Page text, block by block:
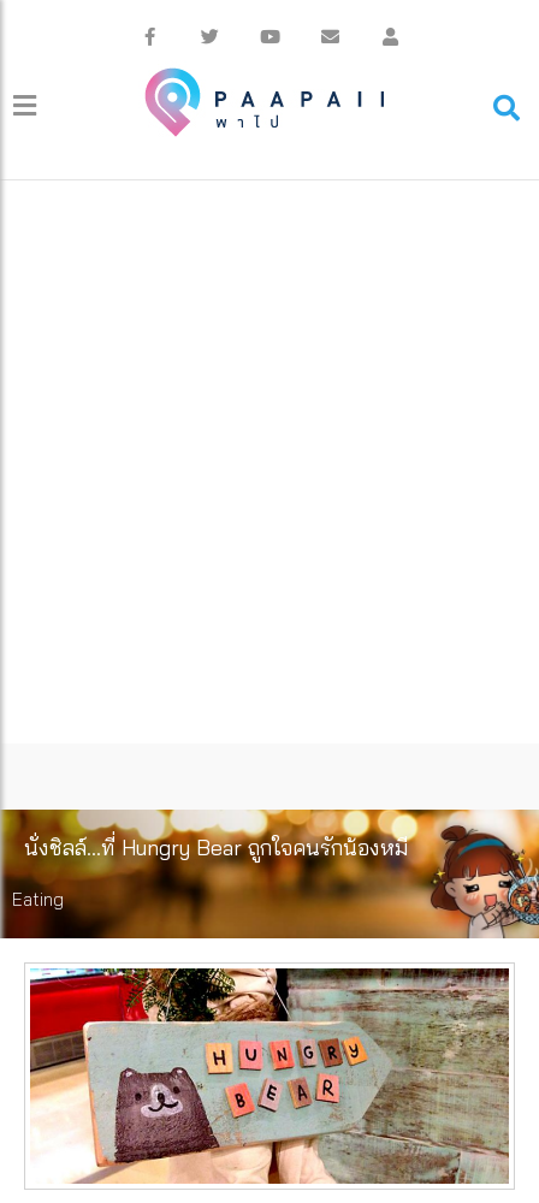
นั่งชิลล์…ที่ Hungry Bear ถูกใจคนรักน้องหมี
Eating